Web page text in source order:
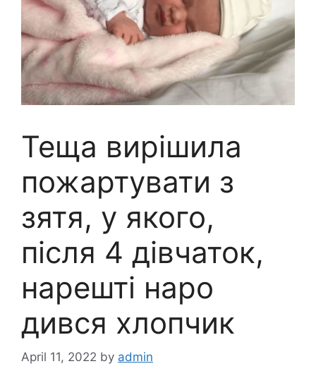
Теща вирішила
пожартувати з
зятя, у якого,
після 4 дівчаток,
нарешті наро
дився хлопчик
April 11, 2022 by admin